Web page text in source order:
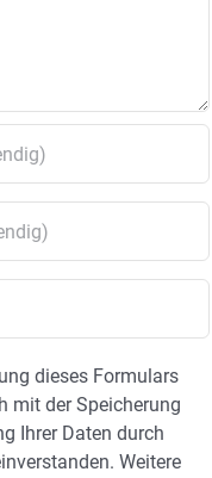
dieses Formulars
mit der Speicherung
Ihrer Daten durch
Weitere